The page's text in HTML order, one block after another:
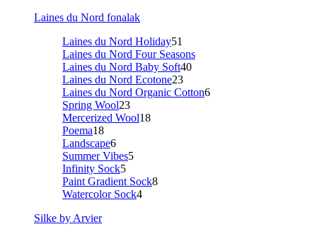
Laines du Nord fonalak
Laines du Nord Holiday51
Laines du Nord Four Seasons
Laines du Nord Baby Soft40
Laines du Nord Ecotone23
Laines du Nord Organic Cotton6
Spring Wool23
Mercerized Wool18
Poema18
Landscape6
Summer Vibes5
Infinity Sock5
Paint Gradient Sock8
Watercolor Sock4
Silke by Arvier